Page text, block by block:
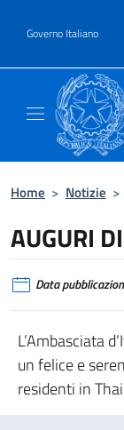
Governo Italiano
Home > Notizie >
AUGURI
Data
L’Ambasciata
un felice e
residenti in